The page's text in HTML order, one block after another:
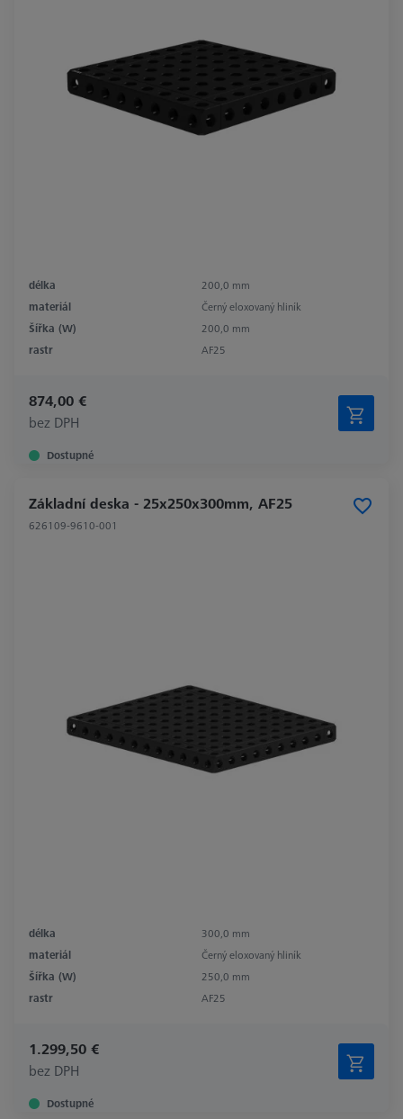
délka
200,0 mm
materiál
Černý eloxovaný hliník
Šířka (W)
200,0 mm
rastr
AF25
874,00 €
bez DPH
Dostupné
Základní deska - 25x250x300mm, AF25
626109-9610-001
délka
300,0 mm
materiál
Černý eloxovaný hliník
Šířka (W)
250,0 mm
rastr
AF25
1.299,50 €
bez DPH
Dostupné